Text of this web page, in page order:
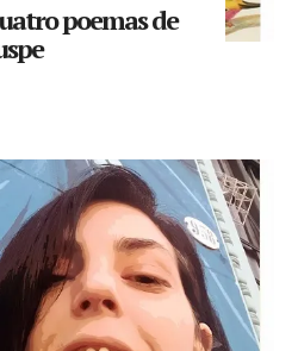
poemas de